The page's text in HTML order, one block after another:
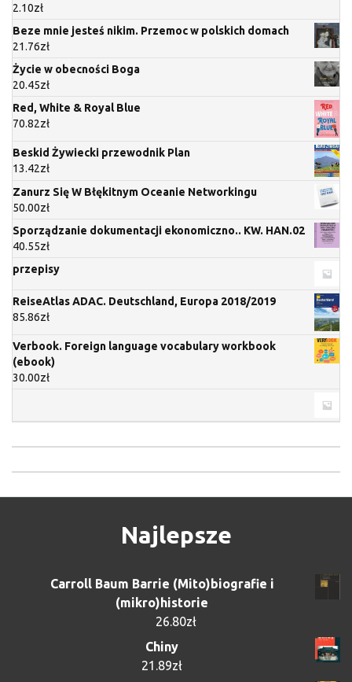
2.10zł
Beze mnie jesteś nikim. Przemoc w polskich domach
21.76zł
Życie w obecności Boga
20.45zł
Red, White & Royal Blue
70.82zł
Beskid Żywiecki przewodnik Plan
13.42zł
Zanurz Się W Błękitnym Oceanie Networkingu
50.00zł
Sporządzanie dokumentacji ekonomiczno.. KW. HAN.02
40.55zł
przepisy
ReiseAtlas ADAC. Deutschland, Europa 2018/2019
85.86zł
Verbook. Foreign language vocabulary workbook
(ebook)
30.00zł
Najlepsze
Carroll Baum Barrie (Mito)biografie i
(mikro)historie
26.80zł
Chiny
21.89zł